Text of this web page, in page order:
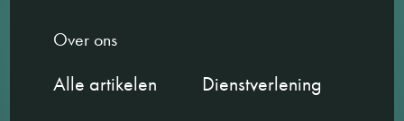
Over ons
Alle artikelen
Dienstverlening